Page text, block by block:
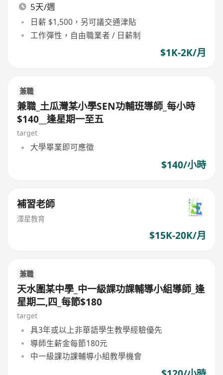
5天/週
日薪 $1,500，另可議交通津貼
工作彈性，自由職業者 / 日薪制
$1K-2K/月
兼職
兼職_土瓜灣某小學SEN功輔班導師_每小時
$140__逢星期一至五
target
大學畢業即可應徵
$140/小時
補習老師
澤星教育
$15K-20K/月
兼職
天水圍某中學_中一級課功課輔導小組導師_逢
星期二,四_每節$180
target
具3年或以上非華語學生教學經驗優先
導師生薪金每節180元
中一級課功課輔導小組教學機會